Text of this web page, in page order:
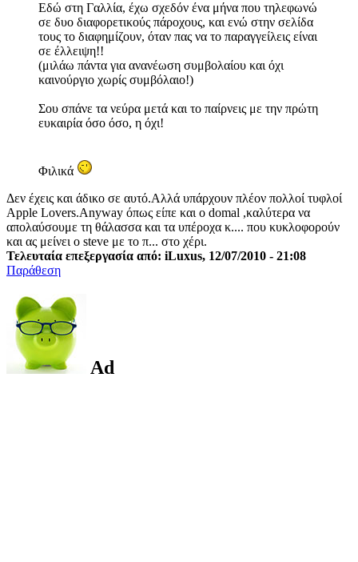
Εδώ στη Γαλλία, έχω σχεδόν ένα μήνα που τηλεφωνώ
σε δυο διαφορετικούς πάροχους, και ενώ στην σελίδα
τους το διαφημίζουν, όταν πας να το παραγγείλεις είναι
σε έλλειψη!!
(μιλάω πάντα για ανανέωση συμβολαίου και όχι
καινούργιο χωρίς συμβόλαιο!)
Σου σπάνε τα νεύρα μετά και το παίρνεις με την πρώτη
ευκαιρία όσο όσο, η όχι!
Φιλικά
Δεν έχεις και άδικο σε αυτό.Αλλά υπάρχουν πλέον πολλοί τυφλοί
Apple Lovers.Anyway όπως είπε και ο domal ,καλύτερα να
απολαύσουμε τη θάλασσα και τα υπέροχα κ.... που κυκλοφορούν
και ας μείνει ο steve με το π... στο χέρι.
Τελευταία επεξεργασία από: iLuxus, 12/07/2010 - 21:08
Παράθεση
Ad